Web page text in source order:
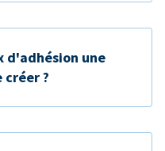
d'adhésion une
?